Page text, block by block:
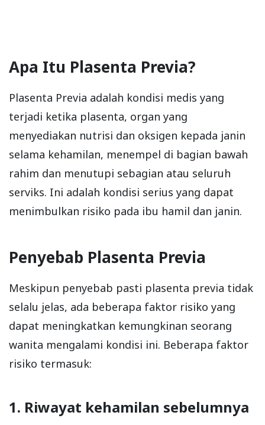
Apa Itu Plasenta Previa?
Plasenta Previa adalah kondisi medis yang
terjadi ketika plasenta, organ yang
menyediakan nutrisi dan oksigen kepada janin
selama kehamilan, menempel di bagian bawah
rahim dan menutupi sebagian atau seluruh
serviks. Ini adalah kondisi serius yang dapat
menimbulkan risiko pada ibu hamil dan janin.
Penyebab Plasenta Previa
Meskipun penyebab pasti plasenta previa tidak
selalu jelas, ada beberapa faktor risiko yang
dapat meningkatkan kemungkinan seorang
wanita mengalami kondisi ini. Beberapa faktor
risiko termasuk:
1. Riwayat kehamilan sebelumnya